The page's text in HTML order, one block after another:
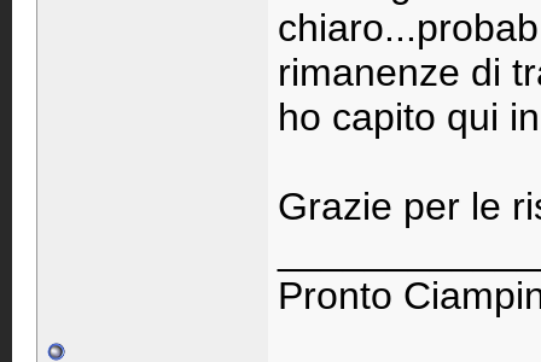
rimanenze di
ho capito qui
Grazie per le
Pronto